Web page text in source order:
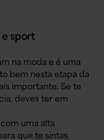
e sport
na moda e é uma
bem nesta etapa da
importante. Se te
deves ter em
uma alta
que te sintas